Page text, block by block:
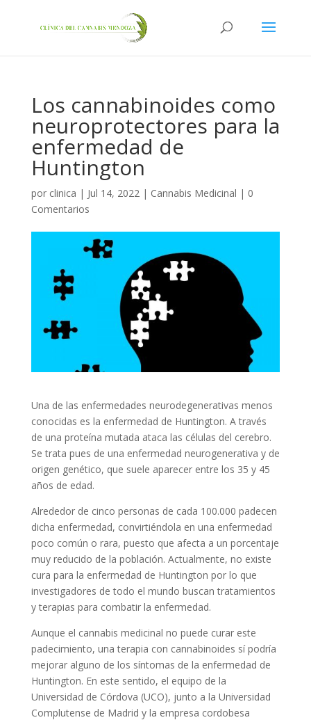
Los cannabinoides como
neuroprotectores para la
enfermedad de
Huntington
por clinica | Jul 14, 2022| Cannabis Medicinal | 0
Comentarios
Una de las enfermedades neurodegenerativas menos
conocidas es la enfermedad de Huntington. A través
de una proteína mutada ataca las células del cerebro.
Se trata pues de una enfermedad neurogenerativa y de
origen genético, que suele aparecer entre los 35 y 45
años de edad.
Alrededor de cinco personas de cada 100.000 padecen
dicha enfermedad, convirtiéndola en una enfermedad
poco común o rara, puesto que afecta a un porcentaje
muy reducido de la población. Actualmente, no existe
cura para la enfermedad de Huntington por lo que
investigadores de todo el mundo buscan tratamientos
y terapias para combatir la enfermedad.
Aunque el cannabis medicinal no puede curar este
padecimiento, una terapia con cannabinoides sí podría
mejorar alguno de los síntomas de la enfermedad de
Huntington. En este sentido, el equipo de la
Universidad de Córdova (UCO), junto a la Universidad
Complutense de Madrid y la empresa cordobesa